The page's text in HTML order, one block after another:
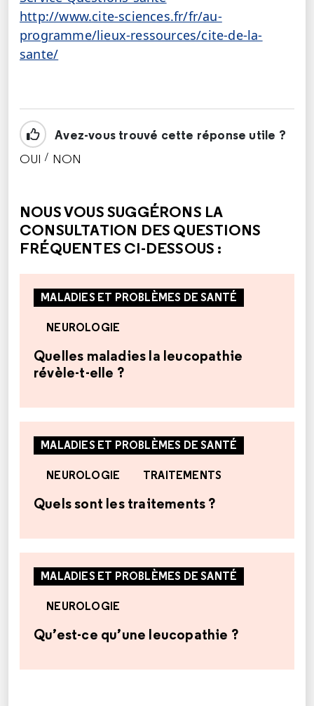
http://www.cite-sciences.fr/fr/au-
programme/lieux-ressources/cite-de-la-
sante/
Avez-vous trouvé cette réponse utile ?
OUI / NON
NOUS VOUS SUGGÉRONS LA
CONSULTATION DES QUESTIONS
FRÉQUENTES CI-DESSOUS :
MALADIES ET PROBLÈMES DE SANTÉ
NEUROLOGIE
Quelles maladies la leucopathie
révèle-t-elle ?
MALADIES ET PROBLÈMES DE SANTÉ
NEUROLOGIE TRAITEMENTS
Quels sont les traitements ?
MALADIES ET PROBLÈMES DE SANTÉ
NEUROLOGIE
Qu’est-ce qu’une leucopathie ?